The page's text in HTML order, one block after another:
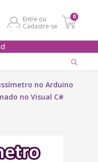
Entre ou
Cadastre-se
0
no Arduino
no Visual C#